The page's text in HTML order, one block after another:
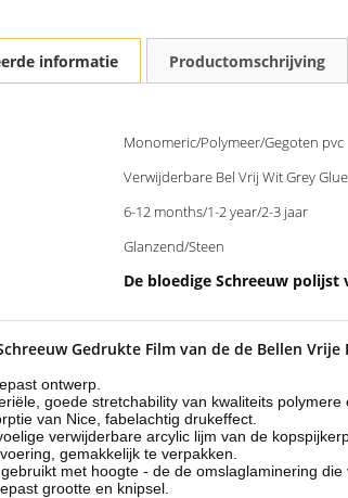
informatie Productomschrijving
Monomeric/Polymeer/Gegoten pvc
Verwijderbare Bel Vrij Wit Grey Glue
6-12 months/1-2 year/2-3 jaar
Glanzend/Steen
De bloedige Schreeuw polijst
Gedrukte Film van de de Bellen
ontwerp.
goede stretchability van kwaliteits polymere
van Nice, fabelachtig drukeffect.
verwijderbare arcylic lijm van de
gemakkelijk te verpakken.
met hoogte - de de omslaglaminering
grootte en knipsel.